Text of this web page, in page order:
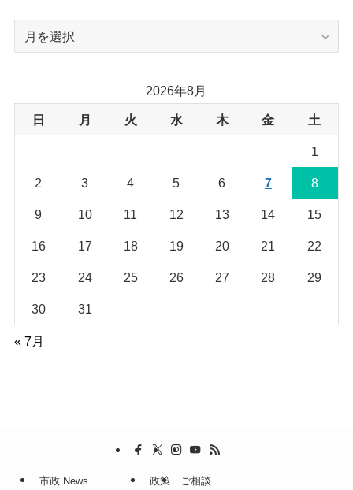
ブ
2026年8月
日 月 火 水 木 金 土
1
2 3 4 5 6 7 8
9 10 11 12 13 14 15
16 17 18 19 20 21 22
23 24 25 26 27 28 29
30 31
« 7月
市政 News 政策 ご相談